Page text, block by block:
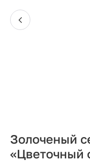
Золоченый
«Цветочный